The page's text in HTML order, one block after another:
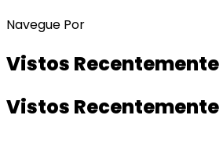
Navegue Por
Vistos Recentemente
Vistos Recentemente